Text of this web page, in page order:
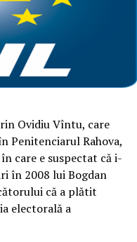
Ovidiu Vîntu, care
Penitenciarul Rahova,
care e suspectat că i-
în 2008 lui Bogdan
că a plătit
electorală a